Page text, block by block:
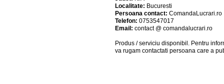
Localitate: Bucuresti
Persoana contact: ComandaLucrari.ro
Telefon: 0753547017
Email: contact @ comandalucrari.ro
Produs / serviciu disponibil . Pentru
va rugam contactati persoana care a